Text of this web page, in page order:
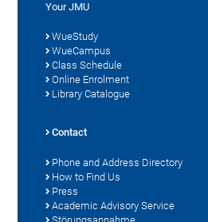
Your JMU
WueStudy
WueCampus
Class Schedule
Online Enrolment
Library Catalogue
Contact
Phone and Address Directory
How to Find Us
Press
Academic Advisory Service